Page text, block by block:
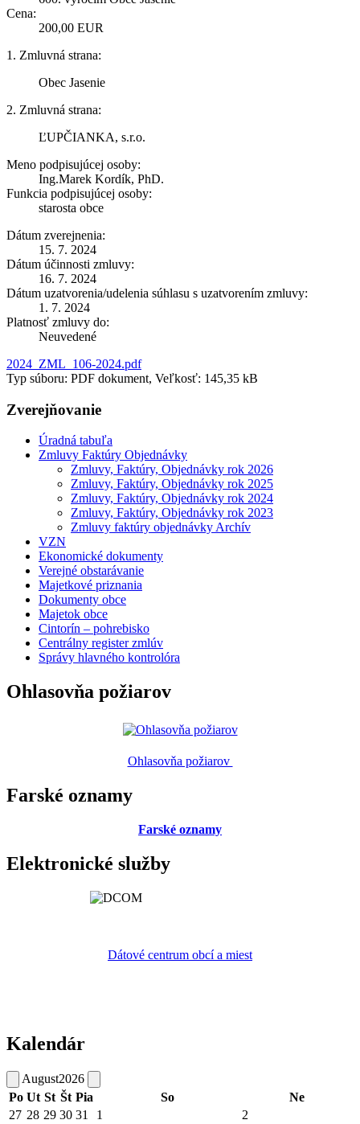
Cena:
200,00 EUR
1. Zmluvná strana:
Obec Jasenie
2. Zmluvná strana:
ĽUPČIANKA, s.r.o.
Meno podpisujúcej osoby:
Ing.Marek Kordík, PhD.
Funkcia podpisujúcej osoby:
starosta obce
Dátum zverejnenia:
15. 7. 2024
Dátum účinnosti zmluvy:
16. 7. 2024
Dátum uzatvorenia/udelenia súhlasu s uzatvorením zmluvy:
1. 7. 2024
Platnosť zmluvy do:
Neuvedené
2024_ZML_106-2024.pdf
Typ súboru: PDF dokument, Veľkosť: 145,35 kB
Zverejňovanie
Úradná tabuľa
Zmluvy Faktúry Objednávky
Zmluvy, Faktúry, Objednávky rok 2026
Zmluvy, Faktúry, Objednávky rok 2025
Zmluvy, Faktúry, Objednávky rok 2024
Zmluvy, Faktúry, Objednávky rok 2023
Zmluvy faktúry objednávky Archív
VZN
Ekonomické dokumenty
Verejné obstarávanie
Majetkové priznania
Dokumenty obce
Majetok obce
Cintorín – pohrebisko
Centrálny register zmlúv
Správy hlavného kontrolóra
Ohlasovňa požiarov
Ohlasovňa požiarov
Farské oznamy
Farské oznamy
Elektronické služby
Dátové centrum obcí a miest
Kalendár
August2026
Po Ut St Št Pia So
Ne
27 28 29 30 31 1 2